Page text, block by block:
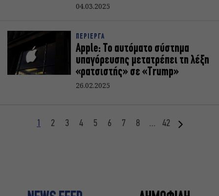
04.03.2025
ΠΕΡΙΕΡΓΑ
Apple: Το αυτόματο σύστημα
υπαγόρευσης μετατρέπει τη λέξη
«ρατσιστής» σε «Trump»
26.02.2025
1 2 3 4 5 6 7 8 … 42